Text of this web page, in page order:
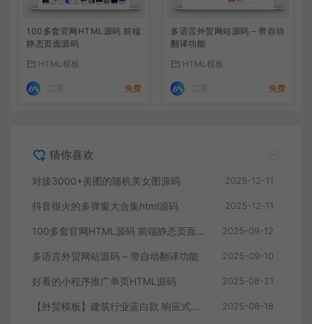
100多套官网HTML源码 前端
静态页面源码
HTML模板
免费
多语言外贸网站源码 – 带自动
翻译功能
HTML模板
免费
猜你喜欢
对接3000+美图的随机美女图源码 2025-12-11
抖音很火的多弹窗大合集html源码 2025-12-11
100多套官网HTML源码 前端静态页面源码 2025-09-12
多语言外贸网站源码 – 带自动翻译功能 2025-09-10
好看的小程序推广单页HTML源码 2025-08-21
【外贸模板】建筑行业蓝白款 响应式模板静态html文件 2025-08-18